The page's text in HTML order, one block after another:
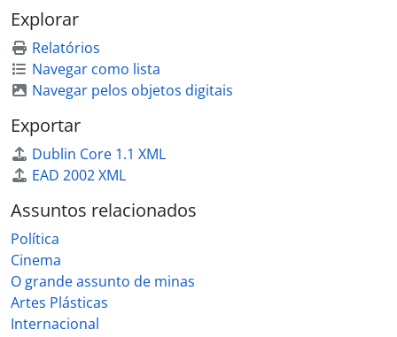
Explorar
Relatórios
Navegar como lista
Navegar pelos objetos digitais
Exportar
Dublin Core 1.1 XML
EAD 2002 XML
Assuntos relacionados
Política
Cinema
O grande assunto de minas
Artes Plásticas
Internacional